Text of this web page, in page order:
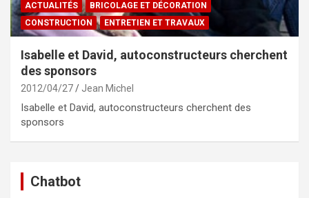
ACTUALITÉS
BRICOLAGE ET DÉCORATION
CONSTRUCTION
ENTRETIEN ET TRAVAUX
Isabelle et David, autoconstructeurs cherchent
des sponsors
2012/04/27 Jean Michel
Isabelle et David, autoconstructeurs cherchent des
sponsors
Chatbot